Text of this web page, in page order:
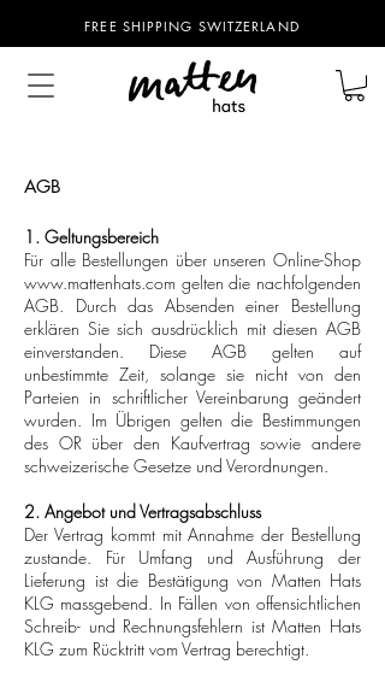
FREE SHIPPING SWITZERLAND
AGB
1. Geltungsbereich
Für alle Bestellungen über unseren Online-Shop
www.mattenhats.com gelten die nachfolgenden
AGB. Durch das Absenden einer Bestellung
erklären Sie sich ausdrücklich mit diesen AGB
einverstanden. Diese AGB gelten auf
unbestimmte Zeit, solange sie nicht von den
Parteien in schriftlicher Vereinbarung geändert
wurden. Im Übrigen gelten die Bestimmungen
des OR über den Kaufvertrag sowie andere
schweizerische Gesetze und Verordnungen.
2. Angebot und Vertragsabschluss
Der Vertrag kommt mit Annahme der Bestellung
zustande. Für Umfang und Ausführung der
Lieferung ist die Bestätigung von Matten Hats
KLG massgebend. In Fällen von offensichtlichen
Schreib- und Rechnungsfehlern ist Matten Hats
KLG zum Rücktritt vom Vertrag berechtigt.